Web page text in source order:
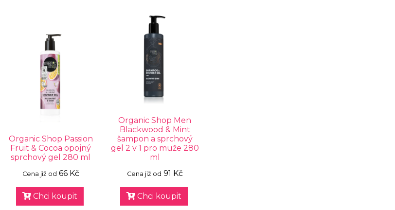
Organic Shop Passion
Fruit & Cocoa opojný
sprchový gel 280 ml
Cena již od 66 Kč
Chci koupit
Organic Shop Men
Blackwood & Mint
šampon a sprchový
gel 2 v 1 pro muže 280
ml
Cena již od 91 Kč
Chci koupit